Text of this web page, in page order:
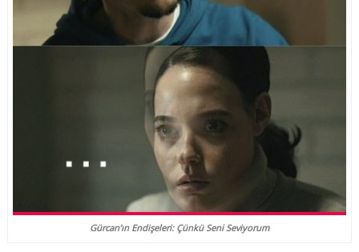
Gürcan’ın Endişeleri: Çünkü Seni Seviyorum